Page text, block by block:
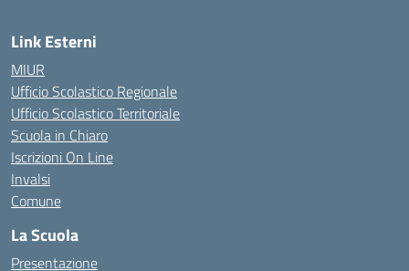
Link Esterni
MIUR
Ufficio Scolastico Regionale
Ufficio Scolastico Territoriale
Scuola in Chiaro
Iscrizioni On Line
Invalsi
Comune
La Scuola
Presentazione